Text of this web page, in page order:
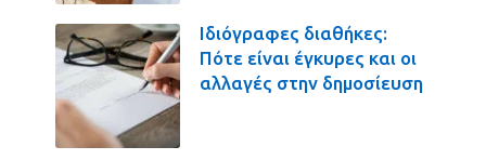
Ιδιόγραφες διαθήκες:
Πότε είναι έγκυρες και οι
αλλαγές στην δημοσίευση